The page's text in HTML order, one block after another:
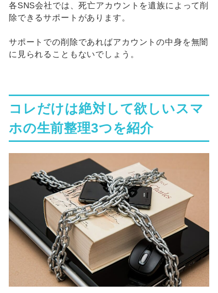
各SNS会社では、死亡アカウントを遺族によって削
除できるサポートがあります。
サポートでの削除であればアカウントの中身を無闇
に見られることもないでしょう。
コレだけは絶対して欲しいスマ
ホの生前整理3つを紹介